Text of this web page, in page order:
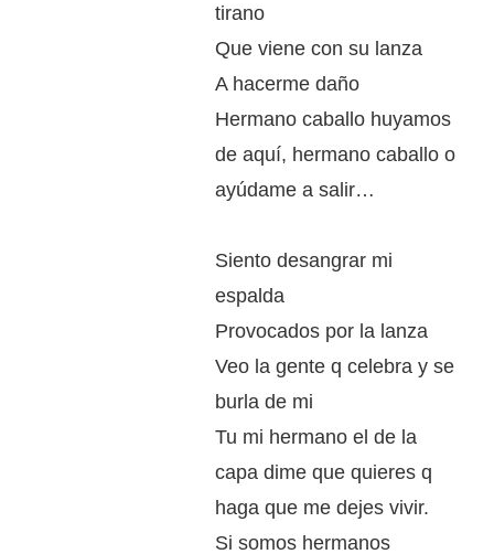
tirano
Que viene con su lanza
A hacerme daño
Hermano caballo huyamos
de aquí, hermano caballo o
ayúdame a salir…
Siento desangrar mi
espalda
Provocados por la lanza
Veo la gente q celebra y se
burla de mi
Tu mi hermano el de la
capa dime que quieres q
haga que me dejes vivir.
Si somos hermanos